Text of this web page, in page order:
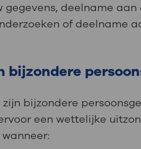
gegevens, deelname
of deelname
bijzondere
bijzondere
een wettelijke